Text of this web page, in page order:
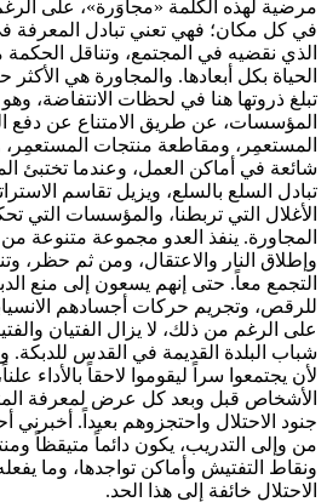
مرضية لهذه الكلمة «مجاوَرة»، على
في كل مكان؛ فهي تعني تبادل المعرفة
الذي نقضيه في المجتمع، وتناقل
الحياة بكل أبعادها. والمجاورة هي
تبلغ ذروتها هنا في لحظات الانتفاضة،
المؤسسات، عن طريق الامتناع عن دفع
المستعمِر، ومقاطعة منتجات
شائعة في أماكن العمل، وعندما تختبئ
تبادل السلع بالسلع، ويزيل تقاسم
الأغلال التي تربطنا، والمؤسسات التي
المجاورة. ينفذ العدو مجموعة متنوعة
وإطلاق النار والاعتقال، ومن ثم حظر،
التجمع معاً. حتى إنهم يسعون إلى منع
للرقص، وتجريم حركات أجسادهم
على الرغم من ذلك، لا يزال الفتيان
شباب البلدة القديمة في القدس
لأن يجتمعوا سراً ليقوموا لاحقاً بالأداء
الأشخاص قبل وبعد كل عرض لمعرفة
جنود الاحتلال واحتجزوهم بعيداً. أخبرني
من وإلى التدريب، يكون دائماً متيقظاً
ونقاط التفتيش وأماكن تواجدها، وما
الاحتلال خائفة إلى هذا الحد.